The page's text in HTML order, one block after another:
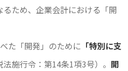
ため、企業会計における「開
た「開発」のために 「特別に支
施行令：第14条1項3号）。 開